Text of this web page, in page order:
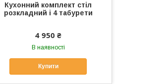
Кухонний комплект стіл
розкладний і 4 табурети
4 950 ₴
В наявності
Купити